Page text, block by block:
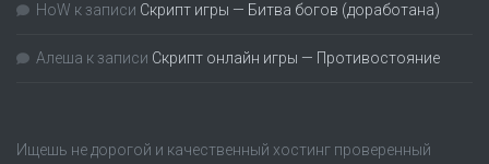
HoW к записи Скрипт игры — Битва богов (доработана)
Алеша к записи Скрипт онлайн игры — Противостояние
Ищешь не дорогой и качественный хостинг проверенный